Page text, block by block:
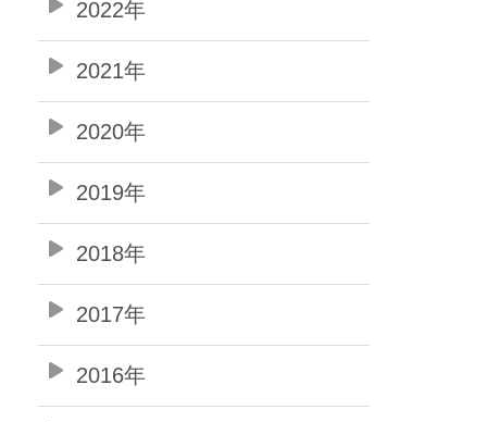
2022年
2021年
2020年
2019年
2018年
2017年
2016年